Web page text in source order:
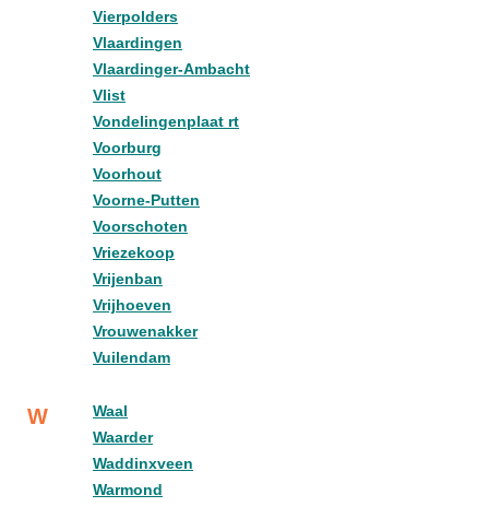
Vierpolders
Vlaardingen
Vlaardinger-Ambacht
Vlist
Vondelingenplaat rt
Voorburg
Voorhout
Voorne-Putten
Voorschoten
Vriezekoop
Vrijenban
Vrijhoeven
Vrouwenakker
Vuilendam
W
Waal
Waarder
Waddinxveen
Warmond